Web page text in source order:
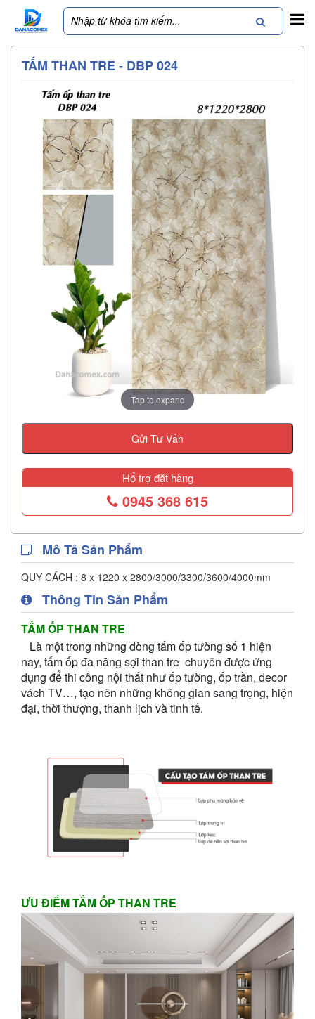
TẤM THAN TRE - DBP 024
Tap to expand
Gửi Tư Vấn
Hổ trợ đặt hàng
0945 368 615
Mô Tả Sản Phẩm
QUY CÁCH : 8 x 1220 x 2800/3000/3300/3600/4000mm
Thông Tin Sản Phẩm
TẤM ỐP THAN TRE
Là một trong những dòng tấm ốp tường số 1 hiện
nay, tấm ốp đa năng sợi than tre chuyên được ứng
dụng để thi công nội thất như ốp tường, ốp trần, decor
vách TV…, tạo nên những không gian sang trọng, hiện
đại, thời thượng, thanh lịch và tinh tế.
ƯU ĐIỂM TẤM ỐP THAN TRE